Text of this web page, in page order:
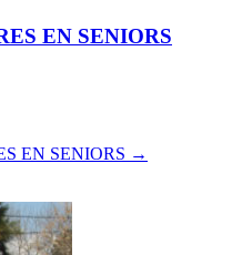
EN SENIORS
EN SENIORS →